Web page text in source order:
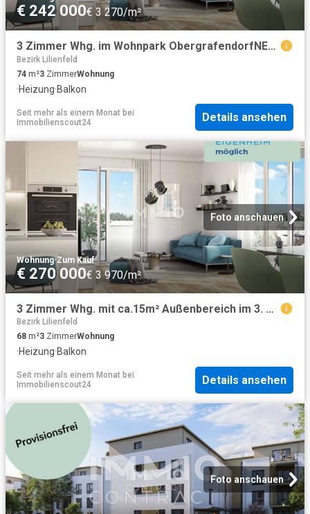
€ 242 000€ 3 270/m²
3 Zimmer Whg. im Wohnpark ObergrafendorfNEU und Provisionsfrei!
Bezirk Lilienfeld
74 m²3 ZimmerWohnung
·Heizung·Balkon
Seit mehr als einem Monat bei
Immobilienscout24
Details ansehen
Foto anschauen
Wohnung·Zum Kauf
€ 270 000€ 3 970/m²
3 Zimmer Whg. mit ca.15m² Außenbereich im 3. Stock, Provisionsfrei!
Bezirk Lilienfeld
68 m²3 ZimmerWohnung
·Heizung·Balkon
Seit mehr als einem Monat bei
Immobilienscout24
Details ansehen
Foto anschauen